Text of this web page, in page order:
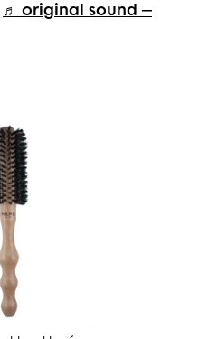
♬ original sound –